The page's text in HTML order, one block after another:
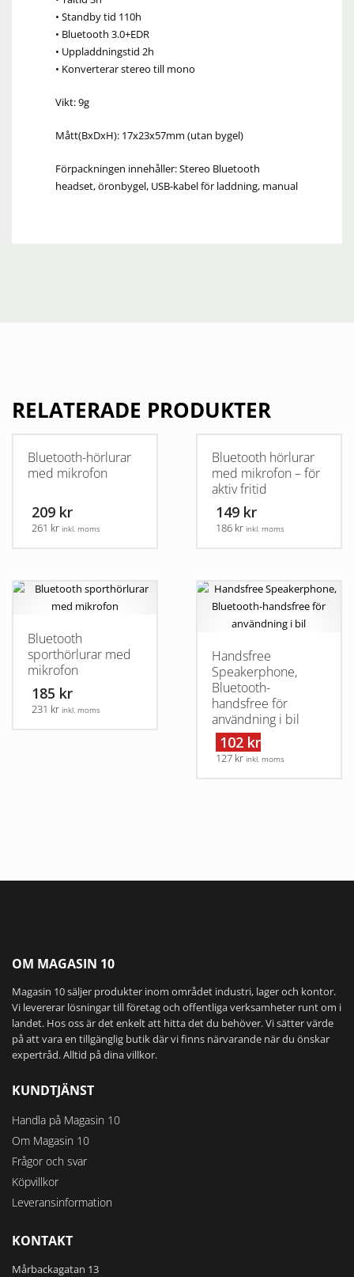
• Standby tid 110h
• Bluetooth 3.0+EDR
• Uppladdningstid 2h
• Konverterar stereo till mono
Vikt: 9g
Mått(BxDxH): 17x23x57mm (utan bygel)
Förpackningen innehåller: Stereo Bluetooth
headset, öronbygel, USB-kabel för laddning, manual
RELATERADE PRODUKTER
Bluetooth-hörlurar
med mikrofon
209 kr
261 kr inkl. moms
produkten
varianter.
olika
alternativen
Bluetooth hörlurar
med mikrofon – för
aktiv fritid
149 kr
186 kr inkl. moms
produkten
olika
alternativen
väljas
produktsidan
Bluetooth
sporthörlurar med
mikrofon
185 kr
231 kr inkl. moms
Handsfree
Speakerphone,
Bluetooth-
handsfree för
användning i bil
102 kr
127 kr inkl. moms
OM MAGASIN 10
Magasin 10 säljer produkter inom området industri, lager och kontor.
Vi levererar lösningar till företag och offentliga verksamheter runt om i
landet. Hos oss är det enkelt att hitta det du behöver. Vi sätter värde
på att vara en tillgänglig butik där vi finns närvarande när du önskar
expertråd. Alltid på dina villkor.
KUNDTJÄNST
Handla på Magasin 10
Om Magasin 10
Frågor och svar
Köpvillkor
Leveransinformation
KONTAKT
Mårbackagatan 13